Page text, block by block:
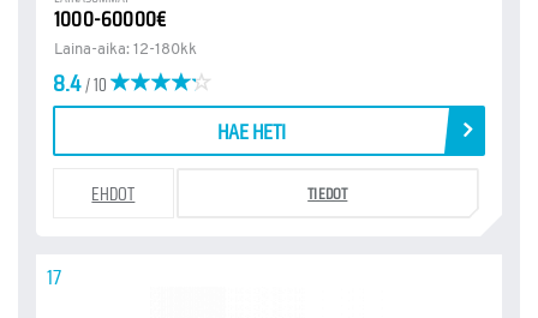
1000-60000€
Laina-aika: 12-180kk
8.4/ 10
HAE HETI
EHDOT TIEDOT
17